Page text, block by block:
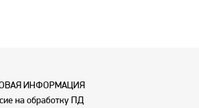
ИНФОРМАЦИЯ
на обработку ПД